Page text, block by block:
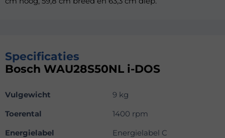
Specificaties
Bosch WAU28S50NL i-DOS
Vulgewicht
9 kg
Toerental
1400 rpm
Energielabel
Energielabel C